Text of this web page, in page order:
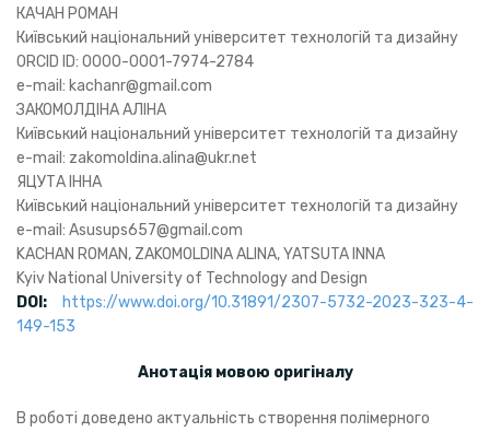
КАЧАН РОМАН
Київський національний університет технологій та дизайну
ORCID ID: 0000-0001-7974-2784
e-mail: kachanr@gmail.com
ЗАКОМОЛДІНА АЛІНА
Київський національний університет технологій та дизайну
e-mail: zakomoldina.alina@ukr.net
ЯЦУТА ІННА
Київський національний університет технологій та дизайну
e-mail: Asusups657@gmail.com
KACHAN ROMAN, ZAKOMOLDINA ALINA, YATSUTA INNA
Kyiv National University of Technology and Design
DOI:
https://www.doi.org/10.31891/2307-5732-2023-323-4-
149-153
Анотація мовою оригіналу
В роботі доведено актуальність створення полімерного